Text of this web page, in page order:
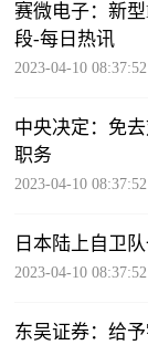
赛微电子：新
段-每日热讯
2023-04-10 08:37:52
中央决定：免
职务
2023-04-10 08:37:52
日本陆上自卫
2023-04-10 08:37:52
东吴证券：给